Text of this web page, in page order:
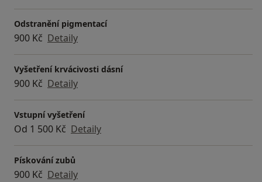
Odstranění pigmentací
900 Kč Detaily
Vyšetření krvácivosti dásní
900 Kč Detaily
Vstupní vyšetření
Od 1 500 Kč Detaily
Pískování zubů
900 Kč Detaily